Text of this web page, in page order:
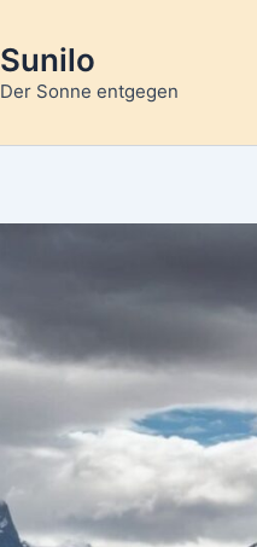
Sunilo
Der Sonne entgegen